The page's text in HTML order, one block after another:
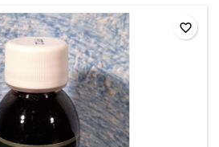
favorite_border